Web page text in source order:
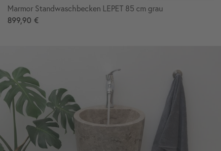
Marmor Standwaschbecken LEPET 85 cm grau
899,90 €